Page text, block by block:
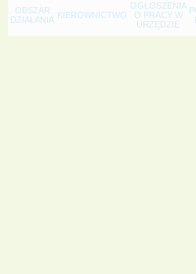
OBSZAR
DZIAŁANIA KIEROWNICTWO
OGŁOSZENIA
O PRACY W
URZĘDZIE